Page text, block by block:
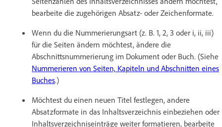
bearbeite die zugehörigen Absatz- oder Zeichenformate.
Wenn du die Nummerierungsart (z. B. 1, 2, 3 oder i, ii, iii)
für die Seiten ändern möchtest, ändere die
Abschnittsnummerierung im Dokument oder Buch. (Siehe
Nummerieren von Seiten, Kapiteln und Abschnitten eines
Buches.)
Möchtest du einen neuen Titel festlegen, andere
Absatzformate in das Inhaltsverzeichnis einbeziehen oder
Inhaltsverzeichniseinträge weiter formatieren, bearbeite